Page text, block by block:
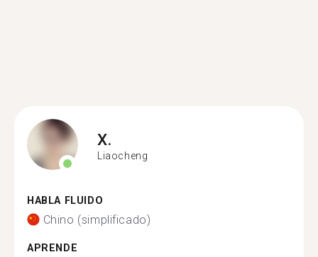
X.
Liaocheng
HABLA FLUIDO
Chino (simplificado)
APRENDE